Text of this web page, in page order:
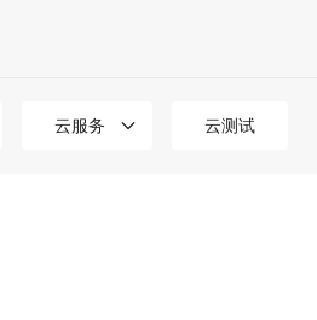
云服务 云测试